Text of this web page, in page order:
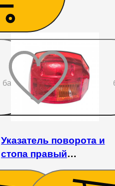
бажаного
Указатель поворота и
стопа правый
DW244AHTXC/Kentavr
244SXC/404SC